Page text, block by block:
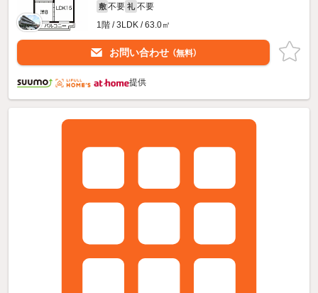
敷 不要 礼 不要
1階 / 3LDK / 63.0㎡
お問い合わせ （無料）
提供